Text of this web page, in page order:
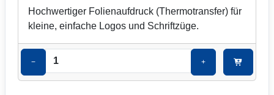
Hochwertiger Folienaufdruck (Thermotransfer) für
kleine, einfache Logos und Schriftzüge.
− +